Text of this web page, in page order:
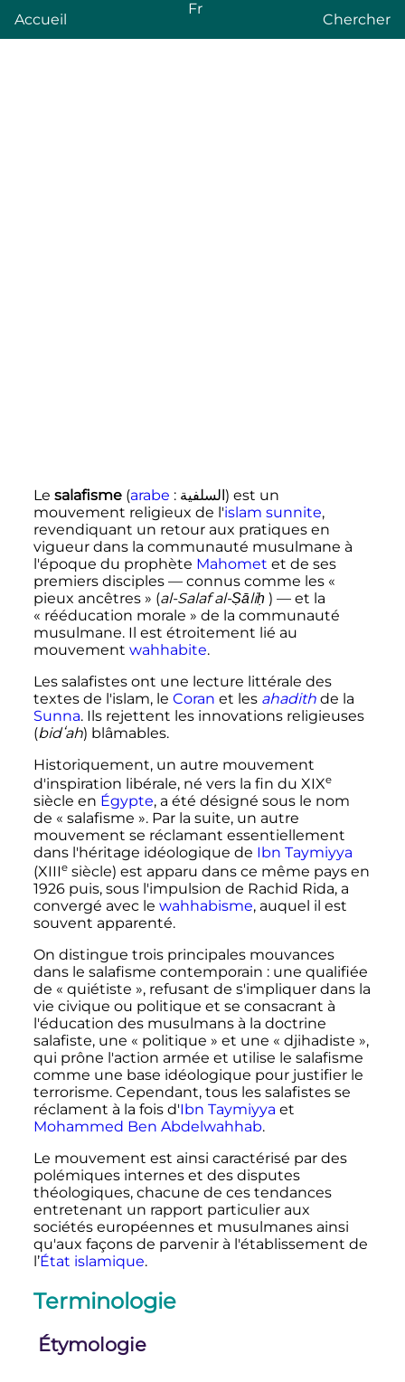
Accueil
Fr
Chercher
Le salafisme(arabe : السلفية) est un
mouvement religieux de l'islam sunnite,
revendiquant un retour aux pratiques en
vigueur dans la communauté musulmane à
l'époque du prophète Mahomet et de ses
premiers disciples — connus comme les «
pieux ancêtres » (al-Salaf al-Ṣāliḥ) —et la
« rééducation morale » de la communauté
musulmane. Il est étroitement lié au
mouvement wahhabite.
Les salafistes ont une lecture littérale des
textes de l'islam, le Coran et les ahadithde la
Sunna. Ils rejettent les innovations religieuses
(bidʻah) blâmables.
Historiquement, un autre mouvement
d'inspiration libérale, né vers la fin du XIXe
siècle en Égypte, a été désigné sous le nom
de « salafisme ». Par la suite, un autre
mouvement se réclamant essentiellement
dans l'héritage idéologique de Ibn Taymiyya
(XIIIe siècle) est apparu dans ce même pays en
1926 puis, sous l'impulsion de Rachid Rida, a
convergé avec le wahhabisme, auquel il est
souvent apparenté.
On distingue trois principales mouvances
dans le salafisme contemporain : une qualifiée
de « quiétiste », refusant de s'impliquer dans la
vie civique ou politique et se consacrant à
l'éducation des musulmans à la doctrine
salafiste, une « politique » et une « djihadiste »,
qui prône l'action armée et utilise le salafisme
comme une base idéologique pour justifier le
terrorisme. Cependant, tous les salafistes se
réclament à la fois d'Ibn Taymiyya et
Mohammed Ben Abdelwahhab.
Le mouvement est ainsi caractérisé par des
polémiques internes et des disputes
théologiques, chacune de ces tendances
entretenant un rapport particulier aux
sociétés européennes et musulmanes ainsi
qu'aux façons de parvenir à l'établissement de
l’État islamique.
Terminologie
Étymologie